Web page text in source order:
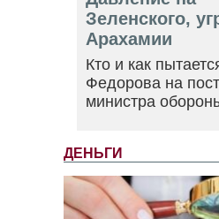
Зеленского,
Арахамии
Кто и как
Федорова на пост
министра
ДЕНЬГИ